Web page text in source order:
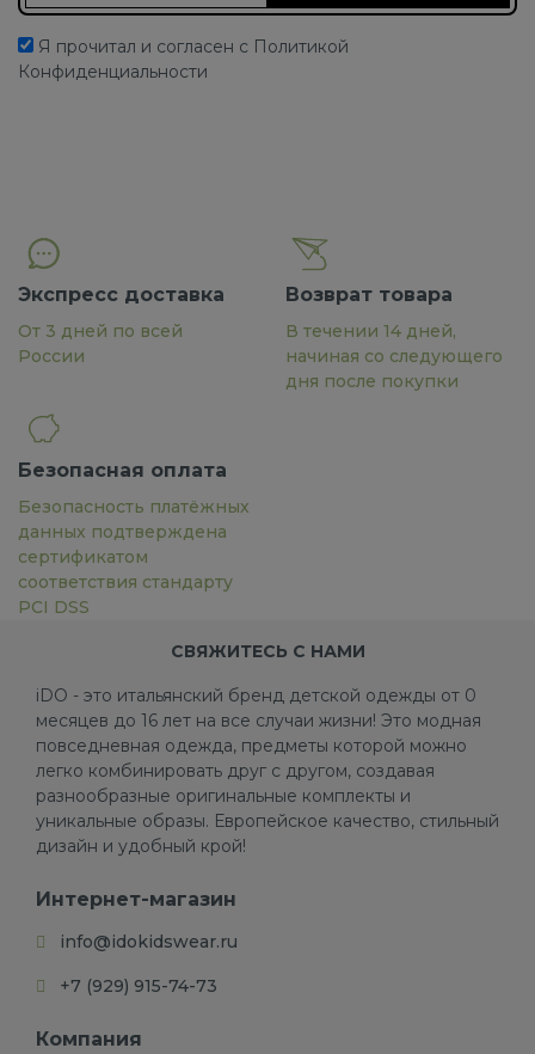
Я прочитал и согласен с Политикой
Конфиденциальности
Экспресс доставка
От 3 дней по всей
России
Возврат товара
В течении 14 дней,
начиная со следующего
дня после покупки
Безопасная оплата
Безопасность платёжных
данных подтверждена
сертификатом
соответствия стандарту
PCI DSS
СВЯЖИТЕСЬ С НАМИ
iDO - это итальянский бренд детской одежды от 0
месяцев до 16 лет на все случаи жизни! Это модная
повседневная одежда, предметы которой можно
легко комбинировать друг с другом, создавая
разнообразные оригинальные комплекты и
уникальные образы. Европейское качество, стильный
дизайн и удобный крой!
Интернет-магазин
info@idokidswear.ru
+7 (929) 915-74-73
Компания